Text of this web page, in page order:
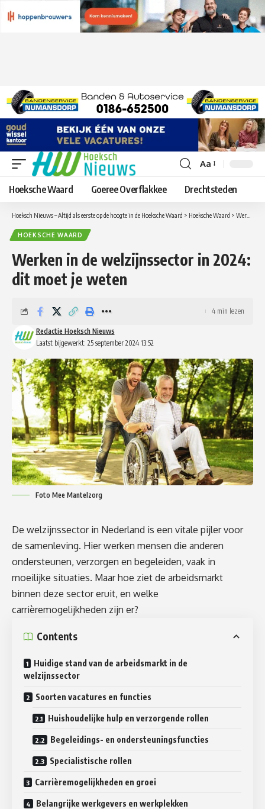
Lettergrootte
aanpassen
Aa
Hoeksche Waard Goeree Overflakkee Drechtsteden
Hoeksch Nieuws – Altijd als eerste op de hoogte in de Hoeksche Waard > Hoeksche Waard > Werken in de welzijnssector in 2024: dit moet je weten
HOEKSCHE WAARD
Werken in de welzijnssector in 2024:
dit moet je weten
Laatst bijgewerkt: 25 september 2024 13:52
Redactie Hoeksch Nieuws
4 min lezen
Foto Mee Mantelzorg
De welzijnssector in Nederland is een vitale pijler voor
de samenleving. Hier werken mensen die anderen
ondersteunen, verzorgen en begeleiden, vaak in
moeilijke situaties. Maar hoe ziet de arbeidsmarkt
binnen deze sector eruit, en welke
carrièremogelijkheden zijn er?
Contents
Huidige stand van de arbeidsmarkt in de
welzijnssector
Soorten vacatures en functies
Huishoudelijke hulp en verzorgende rollen
Begeleidings- en ondersteuningsfuncties
Specialistische rollen
Carrièremogelijkheden en groei
Belangrijke werkgevers en werkplekken